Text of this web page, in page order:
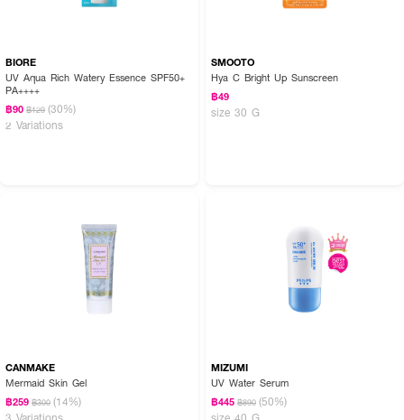
BIORE
UV Aqua Rich Watery Essence SPF50+
PA++++
฿90 ฿129 (30%)
2 Variations
SMOOTO
Hya C Bright Up Sunscreen
฿49
size 30 G
CANMAKE
Mermaid Skin Gel
฿259 ฿300 (14%)
3 Variations
MIZUMI
UV Water Serum
฿445 ฿890 (50%)
size 40 G